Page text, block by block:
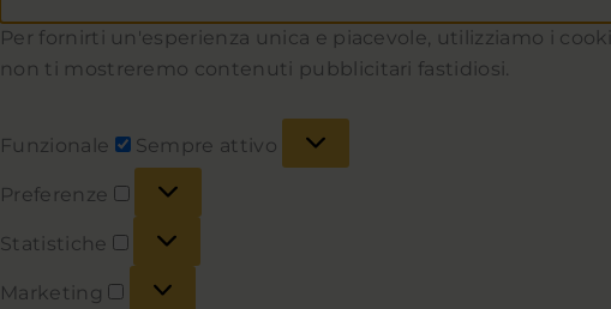
Per fornirti un'esperienza unica e piacevole, utilizziamo i
non ti mostreremo contenuti pubblicitari fastidiosi.
Funzionale Sempre attivo
Preferenze
Statistiche
Marketing